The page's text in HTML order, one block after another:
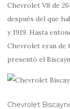
Chevrolet V8 de
después del que
y 1919. Hasta
Chevrolet eran de
presentó el
Chevrolet